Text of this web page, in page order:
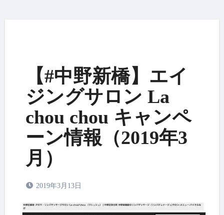
【#中野新橋】エイ
ジングサロン La
chou chou キャンペ
ーン情報（2019年3
月）
2019年3月13日